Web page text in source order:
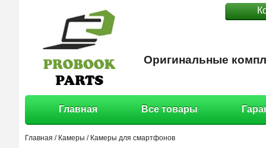
Оригинальные
Главная Все товары
Главная / Камеры / Камеры для смартфонов